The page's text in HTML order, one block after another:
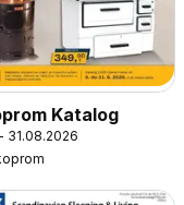
Katalog
31.08.2026